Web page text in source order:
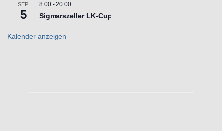
SEP.
5
8:00 - 20:00
Sigmarszeller LK-Cup
Kalender anzeigen